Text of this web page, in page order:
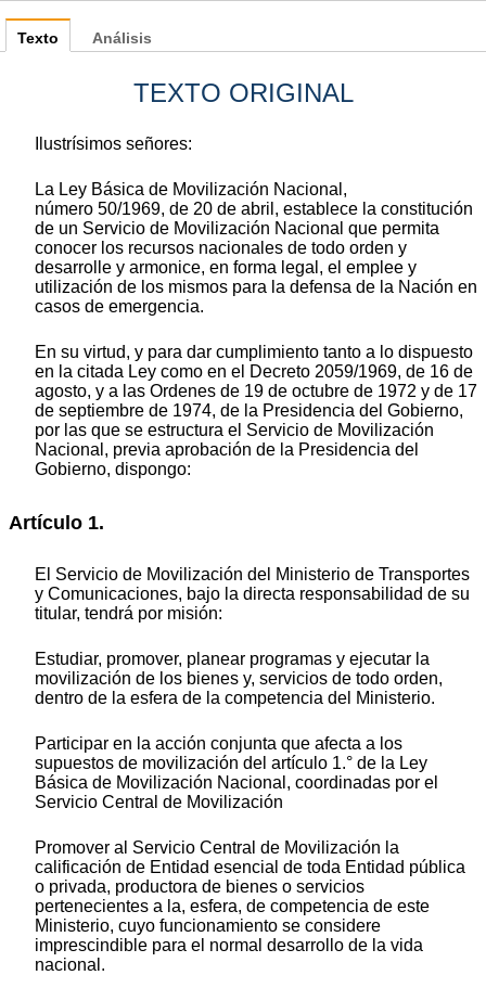
Texto
TEXTO ORIGINAL
Ilustrísimos señores:
La Ley Básica de Movilización Nacional,
número 50/1969, de 20 de abril, establece la constitución
de un Servicio de Movilización Nacional que permita
conocer los recursos nacionales de todo orden y
desarrolle y armonice, en forma legal, el emplee y
utilización de los mismos para la defensa de la Nación en
casos de emergencia.
En su virtud, y para dar cumplimiento tanto a lo dispuesto
en la citada Ley como en el Decreto 2059/1969, de 16 de
agosto, y a las Ordenes de 19 de octubre de 1972 y de 17
de septiembre de 1974, de la Presidencia del Gobierno,
por las que se estructura el Servicio de Movilización
Nacional, previa aprobación de la Presidencia del
Gobierno, dispongo:
Artículo 1.
El Servicio de Movilización del Ministerio de Transportes
y Comunicaciones, bajo la directa responsabilidad de su
titular, tendrá por misión:
Estudiar, promover, planear programas y ejecutar la
movilización de los bienes y, servicios de todo orden,
dentro de la esfera de la competencia del Ministerio.
Participar en la acción conjunta que afecta a los
supuestos de movilización del artículo 1.° de la Ley
Básica de Movilización Nacional, coordinadas por el
Servicio Central de Movilización
Promover al Servicio Central de Movilización la
calificación de Entidad esencial de toda Entidad pública
o privada, productora de bienes o servicios
pertenecientes a la, esfera, de competencia de este
Ministerio, cuyo funcionamiento se considere
imprescindible para el normal desarrollo de la vida
nacional.
Análisis